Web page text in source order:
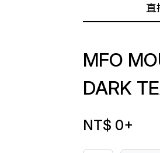
直
MFO
DARK
NT$ 0+